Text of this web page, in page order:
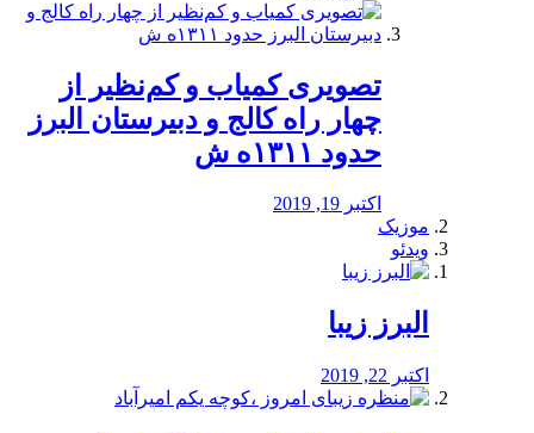
️تصویری کمیاب و کم‌نظیر از
چهار راه كالج و دبيرستان البرز
حدود ۱۳۱۱ه ش
اکتبر 19, 2019
موزیک
ویدئو
البرز زیبا
اکتبر 22, 2019